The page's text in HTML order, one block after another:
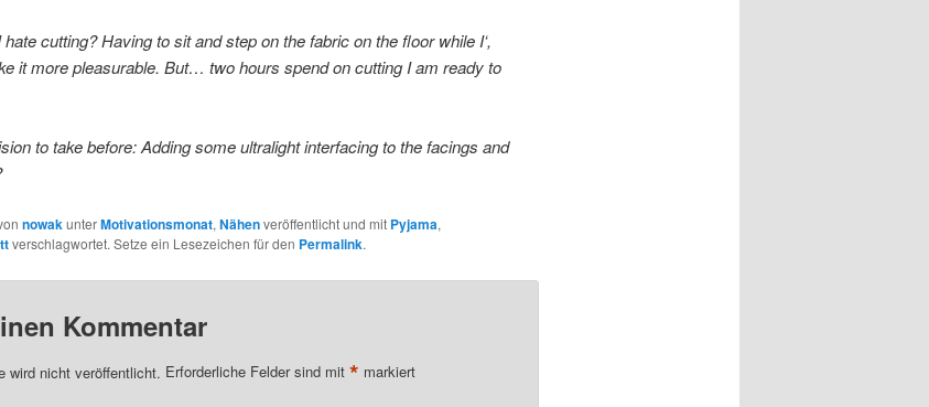
cutting? Having to sit and step on the fabric on the floor while I‘,
it more pleasurable. But… two hours spend on cutting I am ready to
to take before: Adding some ultralight interfacing to the facings and
nowakunterMotivationsmonat, Nähenveröffentlicht und mit Pyjama,
verschlagwortet. Setze ein Lesezeichen für den Permalink.
Kommentar
wird nicht veröffentlicht. Erforderliche Felder sind mit * markiert